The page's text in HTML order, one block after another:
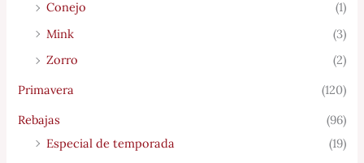
Conejo
(1)
Mink
(3)
Zorro
(2)
Primavera
(120)
Rebajas
(96)
Especial de temporada
(19)